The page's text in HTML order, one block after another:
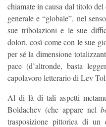
chiamate in causa dal titolo
generale e “globale”, nel
sue tribolazioni e le sue
dolori, così come con le sue
per sé la dimensione
pace (d’altronde, basta
capolavoro letterario di Lev
Al di là di tali aspetti
Boldachev (che appare nel
trasposizione pittorica di